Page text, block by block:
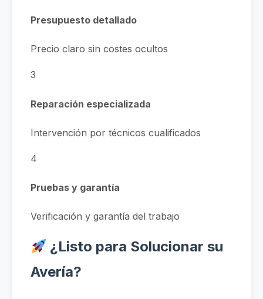
Presupuesto detallado
Precio claro sin costes ocultos
3
Reparación especializada
Intervención por técnicos cualificados
4
Pruebas y garantía
Verificación y garantía del trabajo
¿Listo para Solucionar su
Avería?